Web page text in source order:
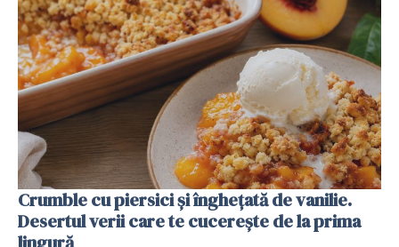
Crumble cu piersici și înghețată de vanilie.
Desertul verii care te cucerește de la prima